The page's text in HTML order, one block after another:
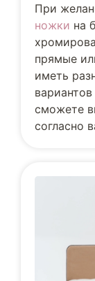
При
ножки на
прямые
иметь
сможете
согласно